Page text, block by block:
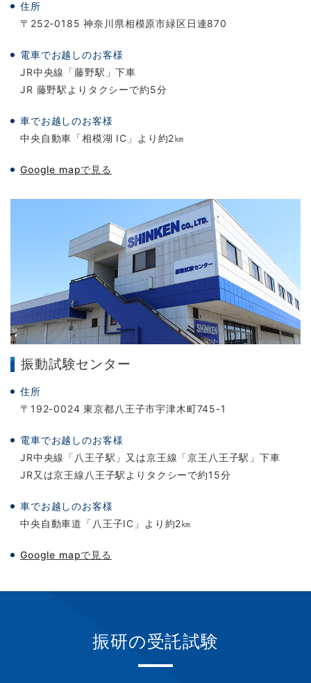
住所
〒252-0185 神奈川県相模原市緑区日連870
電車でお越しのお客様
JR中央線「藤野駅」下車
JR 藤野駅よりタクシーで約5分
車でお越しのお客様
中央自動車「相模湖 IC」より約2㎞
Google mapで見る
振動試験センター
住所
〒192-0024 東京都八王子市宇津木町745-1
電車でお越しのお客様
JR中央線「八王子駅」又は京王線「京王八王子駅」下車
JR又は京王線八王子駅よりタクシーで約15分
車でお越しのお客様
中央自動車道「八王子IC」より約2㎞
Google mapで見る
振研の受託試験